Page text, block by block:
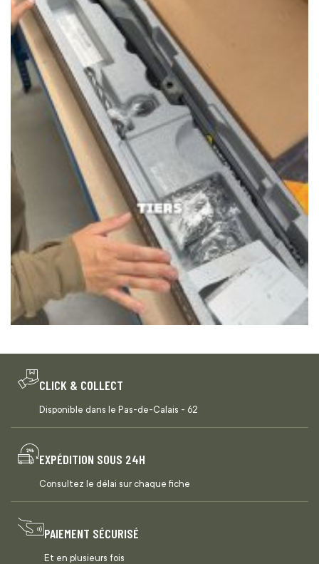
CLICK & COLLECT
Disponible dans le Pas-de-Calais - 62
EXPÉDITION SOUS 24H
Consultez le délai sur chaque fiche
PAIEMENT SÉCURISÉ
Et en plusieurs fois